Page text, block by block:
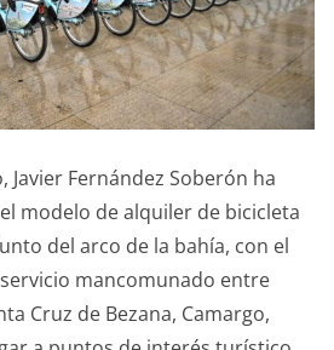
Javier Fernández Soberón ha
modelo de alquiler de bicicleta
del arco de la bahía, con el
mancomunado entre
Cruz de Bezana, Camargo,